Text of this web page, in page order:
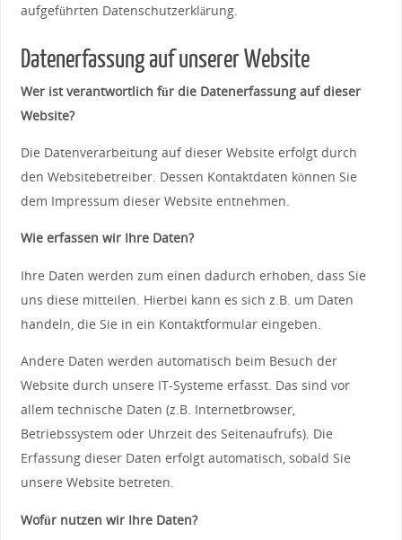
aufgeführten Datenschutzerklärung.
Datenerfassung auf unserer Website
Wer ist verantwortlich für die Datenerfassung auf dieser
Website?
Die Datenverarbeitung auf dieser Website erfolgt durch
den Websitebetreiber. Dessen Kontaktdaten können Sie
dem Impressum dieser Website entnehmen.
Wie erfassen wir Ihre Daten?
Ihre Daten werden zum einen dadurch erhoben, dass Sie
uns diese mitteilen. Hierbei kann es sich z.B. um Daten
handeln, die Sie in ein Kontaktformular eingeben.
Andere Daten werden automatisch beim Besuch der
Website durch unsere IT-Systeme erfasst. Das sind vor
allem technische Daten (z.B. Internetbrowser,
Betriebssystem oder Uhrzeit des Seitenaufrufs). Die
Erfassung dieser Daten erfolgt automatisch, sobald Sie
unsere Website betreten.
Wofür nutzen wir Ihre Daten?